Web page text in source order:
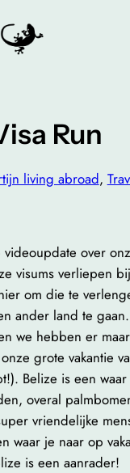
Run
living abroad,
videoupdate over
visums verliepen
om die te
ander land te
we hebben er
grote vakantie
Belize is een
overal
vriendelijke
waar je naar op
is een aanrader!